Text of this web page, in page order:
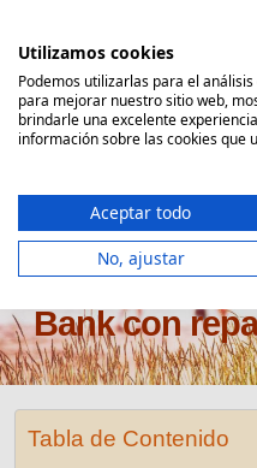
contenido
Comparador Seguro
Seguro de
Bank con
Tabla de Contenido
Utilizamos cookies
Podemos utilizarlas para el
para mejorar nuestro sitio web,
brindarle una excelente
información sobre las cookies que
Aceptar todo
No, ajustar